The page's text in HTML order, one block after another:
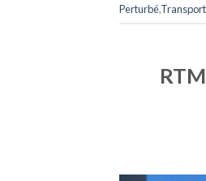
Perturbé,